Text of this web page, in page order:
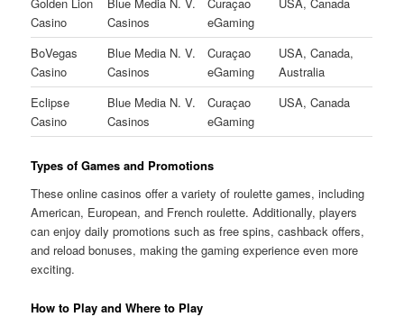
Casino
Casinos
eGaming
BoVegas
Casino
Blue Media N. V.
Casinos
Curaçao
eGaming
USA, Canada,
Australia
Eclipse
Casino
Blue Media N. V.
Casinos
Curaçao
eGaming
USA, Canada
Types of Games and Promotions
These online casinos offer a variety of roulette games, including
American, European, and French roulette. Additionally, players
can enjoy daily promotions such as free spins, cashback offers,
and reload bonuses, making the gaming experience even more
exciting.
How to Play and Where to Play